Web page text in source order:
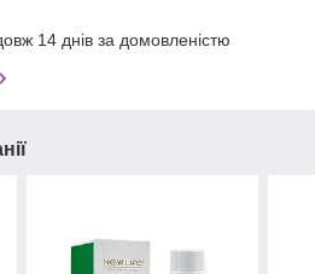
14 днів за домовленістю